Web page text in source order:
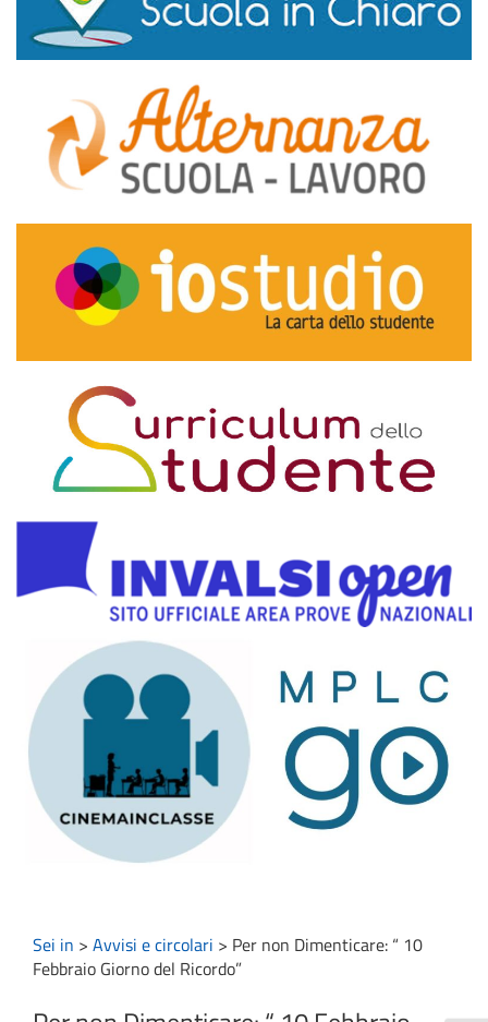
Sei in > Avvisi e circolari > Per non Dimenticare: “ 10
Febbraio Giorno del Ricordo”